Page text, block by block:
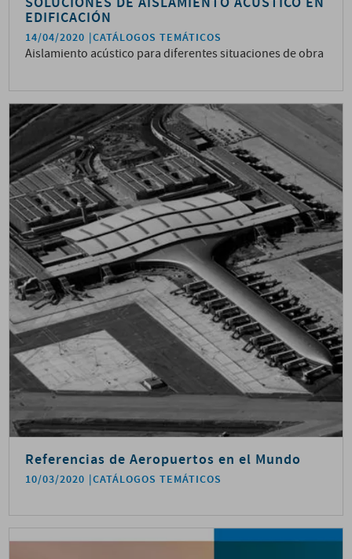
EDIFICACIÓN
14/04/2020 CATÁLOGOS TEMÁTICOS
Aislamiento acústico para diferentes situaciones de obra
Referencias de Aeropuertos en el Mundo
10/03/2020 CATÁLOGOS TEMÁTICOS